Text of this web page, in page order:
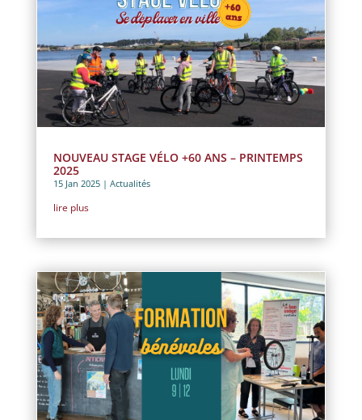
NOUVEAU STAGE VÉLO +60 ANS – PRINTEMPS
2025
15 Jan 2025| Actualités
lire plus